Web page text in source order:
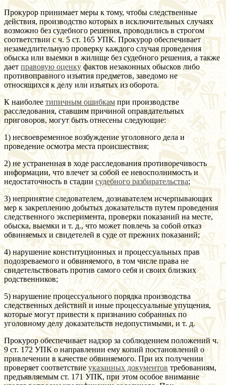
Прокурор принимает меры к тому, чтобы следственные
действия, производство которых в исключительных случаях
возможно без судебного решения, проводились в строгом
соответствии с ч. 5 ст. 165 УПК. Прокурор обеспечивает
незамедлительную проверку каждого случая проведения
обыска или выемки в жилище без судебного решения, а также
дает правовую оценкуфактов незаконных обысков либо
противоправного изъятия предметов, заведомо не
относящихся к делу или изъятых из оборота.
К наиболее типичным ошибкам при производстве
расследования, ставшим причиной оправдательных
приговоров, могут быть отнесены следующие:
1) несвоевременное возбуждение уголовного дела и
проведение осмотра места происшествия;
2) не устраненная в ходе расследования противоречивость
информации, что влечет за собой ее невосполнимость и
недостаточность в стадиисудебного разбирательства;
3) непринятие следователем, дознавателем исчерпывающих
мер к закреплению добытых доказательств путем проведения
следственного эксперимента, проверки показаний на месте,
обыска, выемки и т. д., что может повлечь за собой отказ
обвиняемых и свидетелей в суде от прежних показаний;
4) нарушение конституционных и процессуальных прав
подозреваемого и обвиняемого, в том числе права не
свидетельствовать против самого себя и своих близких
родственников;
5) нарушение процессуального порядка производства
следственных действий и иные процессуальные упущения,
которые могут привести к признанию собранных по
уголовному делу доказательств недопустимыми, и т. д.
Прокурор обеспечивает надзор за соблюдением положений ч.
9 ст. 172 УПК о направлении ему копий постановлений о
привлечении в качестве обвиняемого. При их получении
проверяет соответствиеуказанных документов требованиям,
предъявляемым ст. 171 УПК, при этом особое внимание